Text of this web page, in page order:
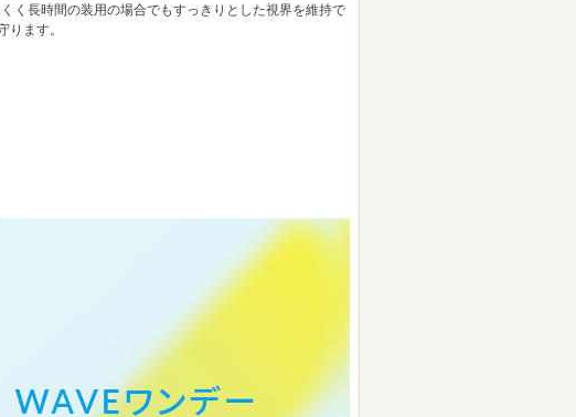
く長時間の装用の場合でもすっきりとした視界を維持で
ます。